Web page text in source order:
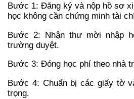
Bước 1: Đăng ký và nộp hồ sơ
học không cần chứng minh tài
Bước 2: Nhận thư mời nhập
trường duyệt.
Bước 3: Đóng học phí theo nhà
Bước 4: Chuẩn bị các giấy tờ
trọng.